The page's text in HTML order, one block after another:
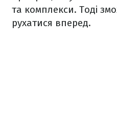
та комплекси. Тоді
рухатися вперед.